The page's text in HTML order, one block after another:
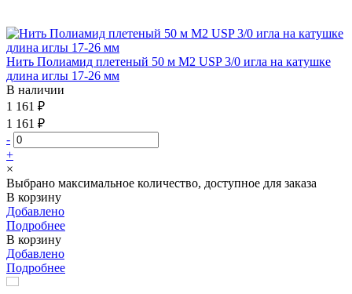
Нить Полиамид плетеный 50 м М2 USP 3/0 игла на катушке
длина иглы 17-26 мм
В наличии
1 161 ₽
1 161 ₽
-
+
×
Выбрано максимальное количество, доступное для заказа
В корзину
Добавлено
Подробнее
В корзину
Добавлено
Подробнее